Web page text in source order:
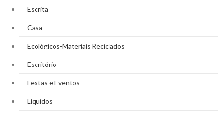
Escrita
Casa
Ecológicos-Materiais Reciclados
Escritório
Festas e Eventos
Líquidos